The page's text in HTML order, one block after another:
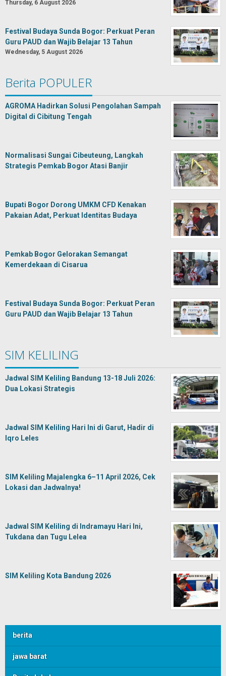
Thursday, 6 August 2026
Festival Budaya Sunda Bogor: Perkuat Peran
Guru PAUD dan Wajib Belajar 13 Tahun
Wednesday, 5 August 2026
Berita POPULER
AGROMA Hadirkan Solusi Pengolahan Sampah
Digital di Cibitung Tengah
Normalisasi Sungai Cibeuteung, Langkah
Strategis Pemkab Bogor Atasi Banjir
Bupati Bogor Dorong UMKM CFD Kenakan
Pakaian Adat, Perkuat Identitas Budaya
Pemkab Bogor Gelorakan Semangat
Kemerdekaan di Cisarua
Festival Budaya Sunda Bogor: Perkuat Peran
Guru PAUD dan Wajib Belajar 13 Tahun
SIM KELILING
Jadwal SIM Keliling Bandung 13-18 Juli 2026:
Dua Lokasi Strategis
Jadwal SIM Keliling Hari Ini di Garut, Hadir di
Iqro Leles
SIM Keliling Majalengka 6–11 April 2026, Cek
Lokasi dan Jadwalnya!
Jadwal SIM Keliling di Indramayu Hari Ini,
Tukdana dan Tugu Lelea
SIM Keliling Kota Bandung 2026
berita
jawa barat